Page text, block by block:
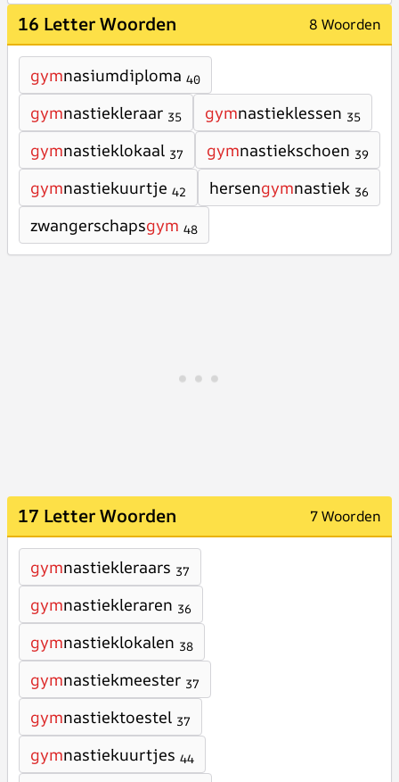
16 Letter Woorden 8 Woorden
gymnasiumdiploma 40
gymnastiekleraar 35 gymnastieklessen 35
gymnastieklokaal 37 gymnastiekschoen 39
gymnastiekuurtje 42 hersengymnastiek 36
zwangerschapsgym 48
17 Letter Woorden 7 Woorden
gymnastiekleraars 37
gymnastiekleraren 36
gymnastieklokalen 38
gymnastiekmeester 37
gymnastiektoestel 37
gymnastiekuurtjes 44